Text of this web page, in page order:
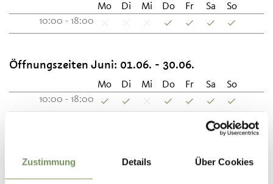
Zustimmung Details Über Cookies
Mo Di Mi Do Fr Sa
So
10:00 - 18:00
Öffnungszeiten Juni: 01.06. - 30.06.
Mo Di Mi Do Fr Sa
So
10:00 - 18:00
06.09.